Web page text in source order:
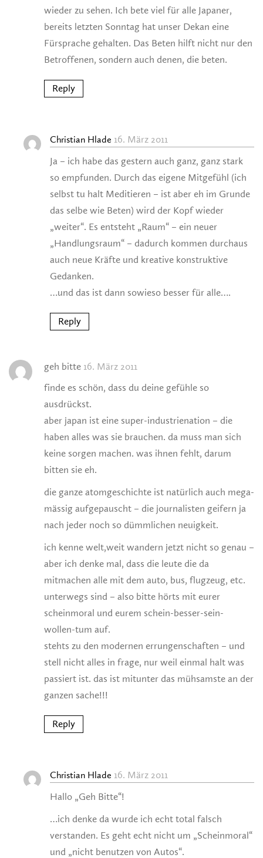
wieder zu sehen. Ich bete viel für alle Japaner,
bereits letzten Sonntag hat unser Dekan eine
Fürsprache gehalten. Das Beten hilft nicht nur den
Betroffenen, sondern auch denen, die beten.
Reply
Christian Hlade 16. März 2011
Ja – ich habe das gestern auch ganz, ganz stark
so empfunden. Durch das eigene Mitgefühl (ich
selbst tu halt Meditieren – ist aber eh im Grunde
das selbe wie Beten) wird der Kopf wieder
„weiter“. Es entsteht „Raum“ – ein neuer
„Handlungsraum“ – dadurch kommen durchaus
auch neue Kräfte und kreative konstruktive
Gedanken.
…und das ist dann sowieso besser für alle….
Reply
geh bitte 16. März 2011
finde es schön, dass du deine gefühle so
ausdrückst.
aber japan ist eine super-industrienation – die
haben alles was sie brauchen. da muss man sich
keine sorgen machen. was ihnen fehlt, darum
bitten sie eh.
die ganze atomgeschichte ist natürlich auch mega-
mässig aufgepauscht – die journalisten geifern ja
nach jeder noch so dümmlichen neuigkeit.
ich kenne welt,weit wandern jetzt nicht so genau –
aber ich denke mal, dass die leute die da
mitmachen alle mit dem auto, bus, flugzeug, etc.
unterwegs sind – also bitte hörts mit eurer
scheinmoral und eurem schein-besser-sein-
wollen-tum auf.
stehts zu den modernen errungenschaften – und
stell nicht alles in frage, nur weil einmal halt was
passiert ist. das ist mitunter das mühsamste an der
ganzen sache!!!
Reply
Christian Hlade 16. März 2011
Hallo „Geh Bitte“!
…ich denke da wurde ich echt total falsch
verstanden. Es geht echt nicht um „Scheinmoral“
und „nicht benutzen von Autos“.